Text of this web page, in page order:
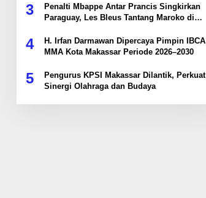
3
Penalti Mbappe Antar Prancis Singkirkan
Paraguay, Les Bleus Tantang Maroko di
4
H. Irfan Darmawan Dipercaya Pimpin IBCA
MMA Kota Makassar Periode 2026–2030
5
Pengurus KPSI Makassar Dilantik, Perkuat
Sinergi Olahraga dan Budaya